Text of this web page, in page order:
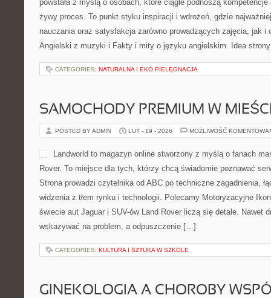
powstała z myślą o osobach, które ciągle podnoszą
żywy proces. To punkt styku inspiracji i wdrożeń, gdzie
nauczania oraz satysfakcja zarówno prowadzących zajęcia, jak i
Angielski z muzyki i Fakty i mity o języku angielskim. Idea
CATEGORIES: NATURALNA I EKO PIELĘGNACJA
SAMOCHODY PREMIUM W
POSTED BY ADMIN LUT - 19 - 2026 MOŻLIWOŚĆ
Landworld to magazyn online stworzony z myślą o fanach
Rover. To miejsce dla tych, którzy chcą świadomie poznawać
Strona prowadzi czytelnika od ABC po techniczne zagadnienia,
widzenia z tłem rynku i technologii. Polecamy Motoryzacyjne
świecie aut Jaguar i SUV-ów Land Rover liczą się detale. Nawet
wskazywać na problem, a odpuszczenie […]
CATEGORIES: KULTURA I SZTUKA W SZKOLE
GINEKOLOGIA A CHOROBY